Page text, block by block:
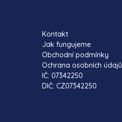
Kontakt
Jak fungujeme
Obchodní podmínky
Ochrana osobních údajů
IČ: 07342250
DIČ: CZ07342250